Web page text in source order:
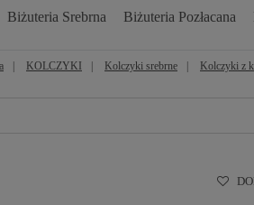
Biżuteria Srebrna Biżuteria Pozłacana
KOLCZYKI Kolczyki srebrne Kolczyki z